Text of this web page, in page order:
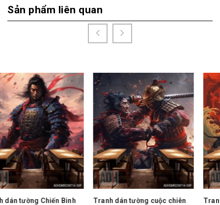
Sản phẩm liên quan
Tranh dán tường cuộc chiên
Tranh dán tường Những